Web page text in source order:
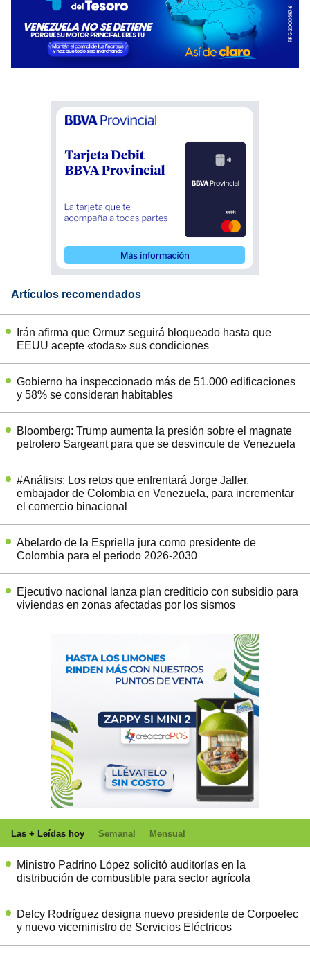
Artículos recomendados
Irán afirma que Ormuz seguirá bloqueado hasta que
EEUU acepte «todas» sus condiciones
Gobierno ha inspeccionado más de 51.000 edificaciones
y 58% se consideran habitables
Bloomberg: Trump aumenta la presión sobre el magnate
petrolero Sargeant para que se desvincule de Venezuela
#Análisis: Los retos que enfrentará Jorge Jaller,
embajador de Colombia en Venezuela, para incrementar
el comercio binacional
Abelardo de la Espriella jura como presidente de
Colombia para el periodo 2026-2030
Ejecutivo nacional lanza plan crediticio con subsidio para
viviendas en zonas afectadas por los sismos
Las + Leídas hoy Semanal Mensual
Ministro Padrino López solicitó auditorías en la
distribución de combustible para sector agrícola
Delcy Rodríguez designa nuevo presidente de Corpoelec
y nuevo viceministro de Servicios Eléctricos